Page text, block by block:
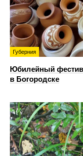
Губерния
Юбилейный
в Богородске